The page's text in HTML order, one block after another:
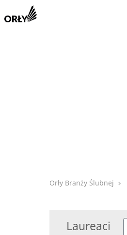
Orły Branży Ślubnej
Laureaci